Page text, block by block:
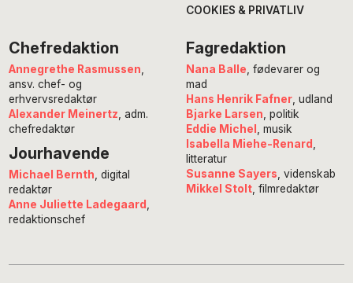
COOKIES & PRIVATLIV
Chefredaktion
Annegrethe Rasmussen
ansv. chef- og
erhvervsredaktør
Alexander Meinertz , adm.
chefredaktør
Jourhavende
Michael Bernth , digital
redaktør
Anne Juliette Ladegaard
redaktionschef
Fagredaktion
Nana Balle , fødevarer og
mad
Hans Henrik Fafner, udland
Bjarke Larsen , politik
Eddie Michel
, musik
Isabella Miehe-Renard
litteratur
Susanne Sayers , videnskab
Mikkel Stolt, filmredaktør